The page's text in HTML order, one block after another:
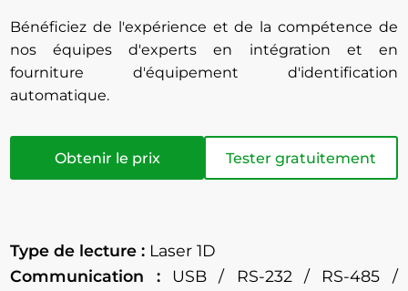
Bénéficiez de l'expérience et de la compétence de
nos équipes d'experts en intégration et en
fourniture d'équipement d'identification
automatique.
Obtenir le prix Tester gratuitement
Type de lecture : Laser 1D
Communication :USB / RS-232 / RS-485 /